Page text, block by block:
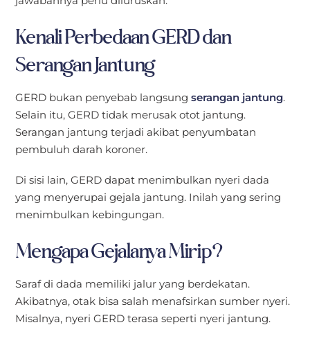
Kenali Perbedaan GERD dan
Serangan Jantung
GERD bukan penyebab langsungserangan jantung.
Selain itu, GERD tidak merusak otot jantung.
Serangan jantung terjadi akibat penyumbatan
pembuluh darah koroner.
Di sisi lain, GERD dapat menimbulkan nyeri dada
yang menyerupai gejala jantung. Inilah yang sering
menimbulkan kebingungan.
Mengapa Gejalanya Mirip?
Saraf di dada memiliki jalur yang berdekatan.
Akibatnya, otak bisa salah menafsirkan sumber nyeri.
Misalnya, nyeri GERD terasa seperti nyeri jantung.